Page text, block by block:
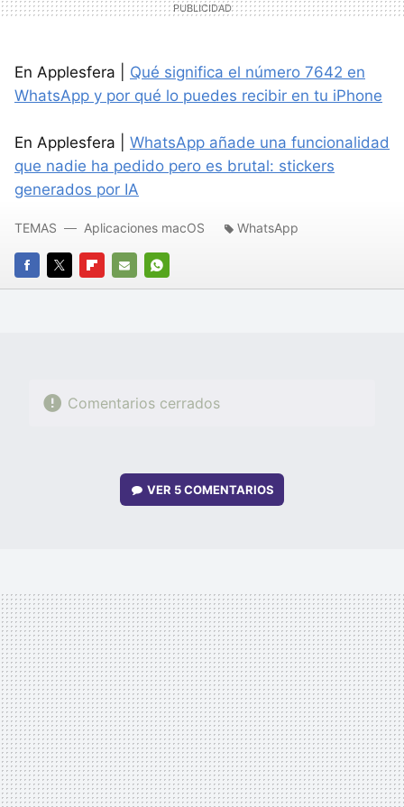
En Applesfera | Qué significa el número 7642 en
WhatsApp y por qué lo puedes recibir en tu iPhone
En Applesfera | WhatsApp añade una funcionalidad
que nadie ha pedido pero es brutal: stickers
generados por IA
FACEBOOK
TWITTERFLIPBOARD
E-
WHATSAPP
TEMAS Aplicaciones macOS WhatsApp
Comentarios cerrados
VER 5 COMENTARIOS